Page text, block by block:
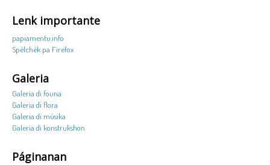
Lenk importante
papiamentu.info
Spèlchèk pa Firefox
Galeria
Galeria di founa
Galeria di flora
Galeria di músika
Galeria di konstrukshon
Páginanan